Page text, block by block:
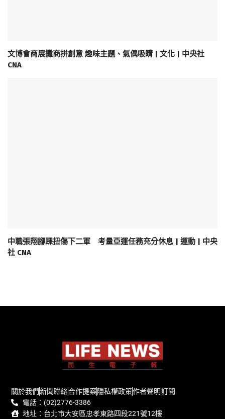
文博會商展攤商拼創意 趣味主題、氣偶吸睛 | 文化 | 中央社
CNA
中職張翔腳踝扭傷下二軍 考量亞運任務充分休息 | 運動 | 中央
社 CNA
關於我們新聞聯絡合作提案隱私權政策作者聲明訂閱
電話：(02)2776-3386
地址：台北市大安區忠孝東路四段221號12樓